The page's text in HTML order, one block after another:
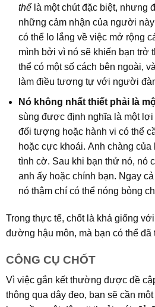
thểlà một chút đặc biệt, nhưng
những cảm nhận của người
có thể lo lắng về việc mở rộng
mình bởi vì nó sẽ khiến bạn trở
thể có một số cách bên ngoài,
làm điều tương tự với người
Nó không nhất thiết phải là
sùng được định nghĩa là một lợi
đối tượng hoặc hành vi có thể
hoặc cực khoái. Anh chàng của
tình cờ. Sau khi bạn thử nó, nó
anh ấy hoặc chính bạn. Ngay
nó thậm chí có thể nóng bỏng
Trong thực tế, chốt là khá giống
đường hậu môn, mà bạn có thể đã
CÔNG CỤ CHỐT
Vì việc gắn kết thường được đề
thông qua dây đeo, bạn sẽ cần